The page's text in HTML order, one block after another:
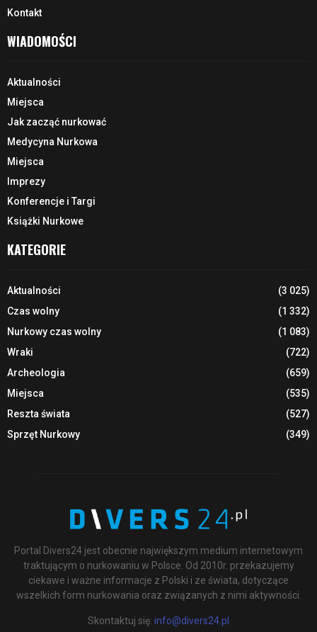
Kontakt
WIADOMOŚCI
Aktualności
Miejsca
Jak zacząć nurkować
Medycyna Nurkowa
Miejsca
Imprezy
Konferencje i Targi
Książki Nurkowe
KATEGORIE
Aktualności
(3 025)
Czas wolny
(1 332)
Nurkowy czas wolny
(1 083)
Wraki
(722)
Archeologia
(659)
Miejsca
(535)
Reszta świata
(527)
Sprzęt Nurkowy
(349)
Portal Divers24 jest obecnie największym medium internetowym
traktującym o nurkowaniu w Polsce. Od 2010r. przekazujemy
ciekawe i ważne informacje z Polski i ze świata, dotyczące
wszelkich form nurkowania oraz związanych z nimi aktywności.
Skontaktuj się: info@divers24.pl